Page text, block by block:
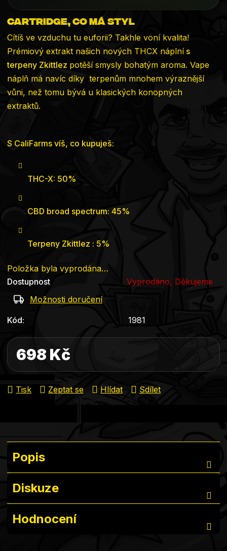
CARTRIDGE, CO MÁ STYL
Cítíš ve vzduchu tu euforii? Takhle voní kvalita!
Prémiový extrakt našich nových THCX náplnís
terpeny Zkittlez potěší smysly bohatým aroma. Vape
náplň má navíc díky terpenům mnohem výraznější
vůni, než tomu bývá u klasických konopných
extraktů.
S CaliFarms víš, co kupuješ:
THC-X: 50%
CBD broad spectrum: 45%
Terpeny Zkittlez : 5%
Položka byla vyprodána…
Dostupnost
Vyprodáno, Děkujeme
Možnosti doručení
Kód: 1981
698 Kč
Měrná cena:
Tisk
Zeptat se Hlídat Sdílet
Popis
Diskuze
Hodnocení